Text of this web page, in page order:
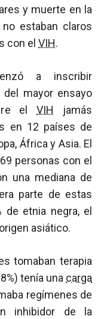
y muerte en la
estaban claros
con el VIH.
a inscribir
mayor ensayo
elVIH
jamás
en 12 países de
África y Asia. El
personas con el
una mediana de
parte de estas
de etnia negra, el
asiático.
tomaban terapia
tenía una carga
regímenes de
inhibidor de la